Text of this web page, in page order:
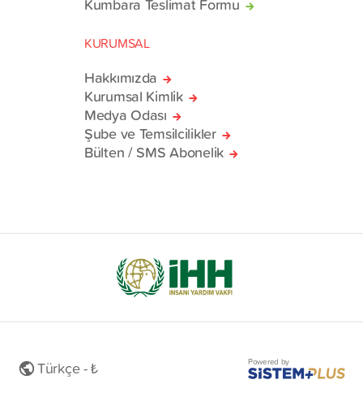
KURUMSAL
Hakkımızda
Kurumsal Kimlik
Medya Odası
Şube ve Temsilcilikler
Bülten / SMS Abonelik
Türkçe - ₺ Powered by